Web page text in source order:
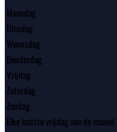
Maandag
Dinsdag
Woensdag
Donderdag
Vrijdag
Zaterdag
Zondag
Elke laatste vrijdag van de maand